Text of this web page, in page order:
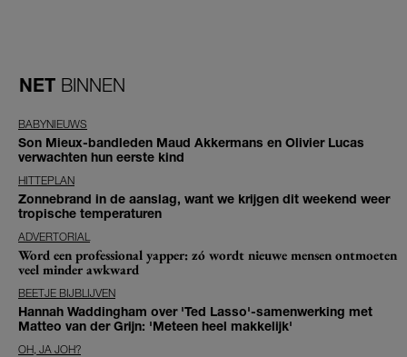
NET BINNEN
BABYNIEUWS
Son Mieux-bandleden Maud Akkermans en Olivier Lucas
verwachten hun eerste kind
HITTEPLAN
Zonnebrand in de aanslag, want we krijgen dit weekend weer
tropische temperaturen
ADVERTORIAL
Word een professional yapper: zó wordt nieuwe mensen ontmoeten
veel minder awkward
BEETJE BIJBLIJVEN
Hannah Waddingham over 'Ted Lasso'-samenwerking met
Matteo van der Grijn: 'Meteen heel makkelijk'
OH, JA JOH?